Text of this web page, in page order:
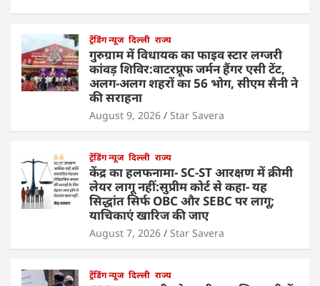
ट्रेंडिंग न्यूज दिल्ली राज्य
गुरुग्राम में विधायक का फाइव स्टार लग्जरी
कांवड़ शिविर:वाटरप्रूफ जर्मन हैंगर एसी टेंट,
अलग-अलग शहरों का 56 भोग, सीएम सैनी ने
की सराहना
August 9, 2026 Star Savera
ट्रेंडिंग न्यूज दिल्ली राज्य
केंद्र का हलफनामा- SC-ST आरक्षण में क्रीमी
लेयर लागू नहीं:सुप्रीम कोर्ट से कहा- यह
सिद्धांत सिर्फ OBC और SEBC पर लागू;
याचिकाएं खारिज की जाए
August 7, 2026 Star Savera
ट्रेंडिंग न्यूज दिल्ली राज्य